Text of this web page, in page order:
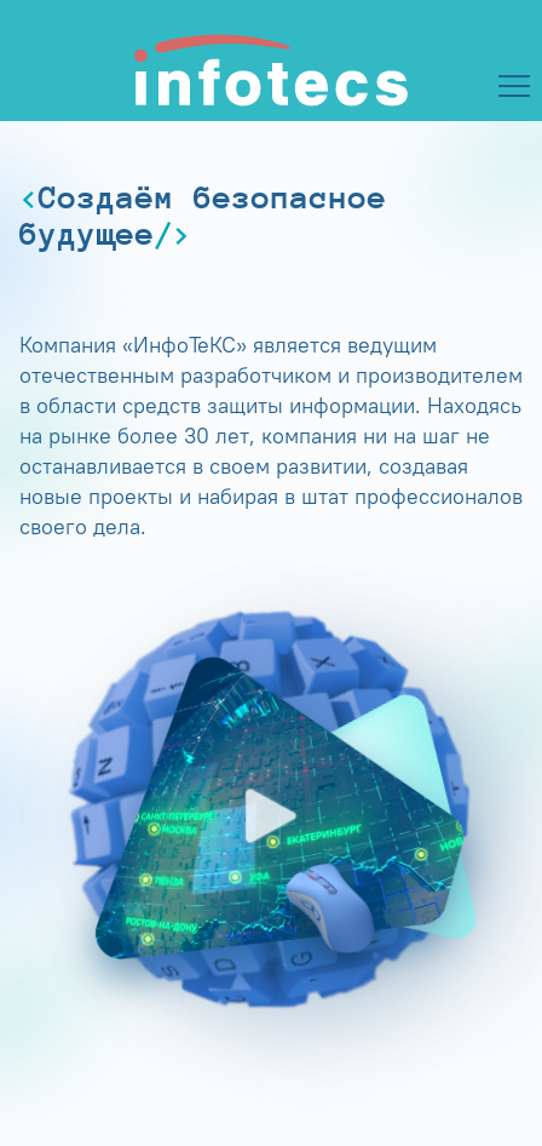
Создаём безопасное
будущее
Компания «ИнфоТеКС» является ведущим
отечественным разработчиком и производителем
в области средств защиты информации. Находясь
на рынке более 30 лет, компания ни на шаг не
останавливается в своем развитии, создавая
новые проекты и набирая в штат профессионалов
своего дела.